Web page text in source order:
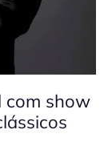
com show